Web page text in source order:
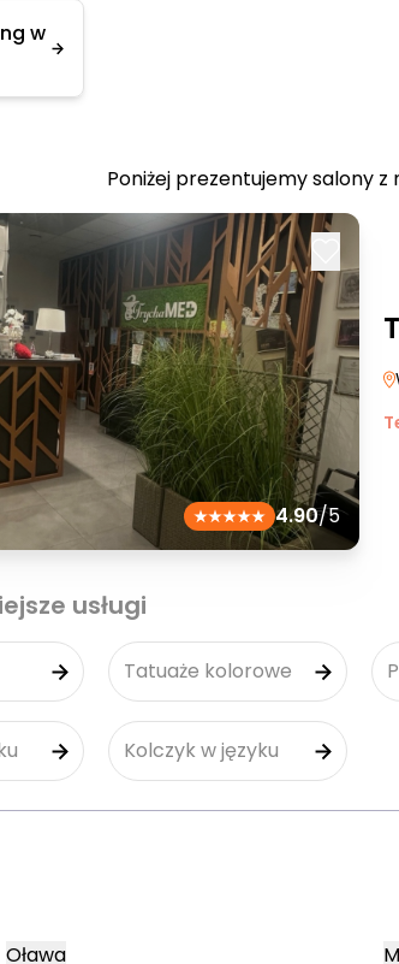
w
Poniżej prezentujemy salony z
4.90/5
usługi
Tatuaże kolorowe
Kolczyk w języku
Oława